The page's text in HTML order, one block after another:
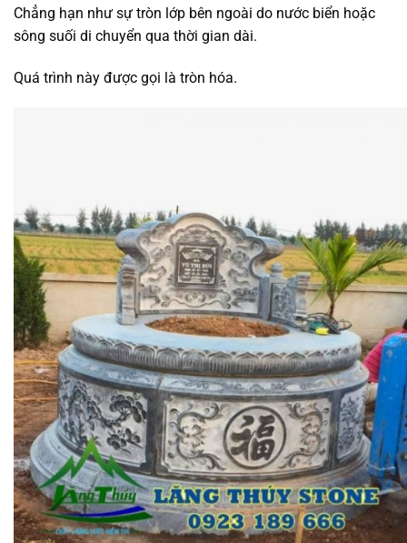
Chẳng hạn như sự tròn lớp bên ngoài do nước biển hoặc
sông suối di chuyển qua thời gian dài.
Quá trình này được gọi là tròn hóa.